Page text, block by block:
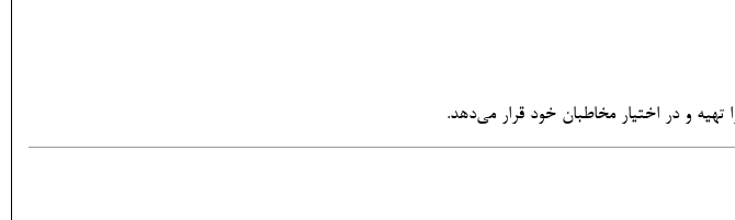
و در اختیار مخاطبان خود قرار می‌دهد.